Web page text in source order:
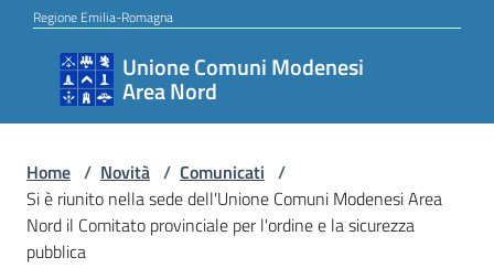
Vai al contenuto
Vai alla navigazione
Vai al footer
Regione Emilia-Romagna
Unione Comuni Modenesi
Area Nord
Unione
Comuni
Area
Nord
Home / Novità / Comunicati /
Si è riunito nella sede dell'Unione Comuni Modenesi Area
Nord il Comitato provinciale per l'ordine e la sicurezza
pubblica